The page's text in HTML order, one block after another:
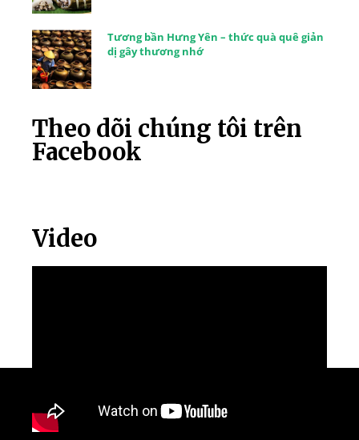
Tương bần Hưng Yên – thức quà quê giản
dị gây thương nhớ
Theo dõi chúng tôi trên
Facebook
Video